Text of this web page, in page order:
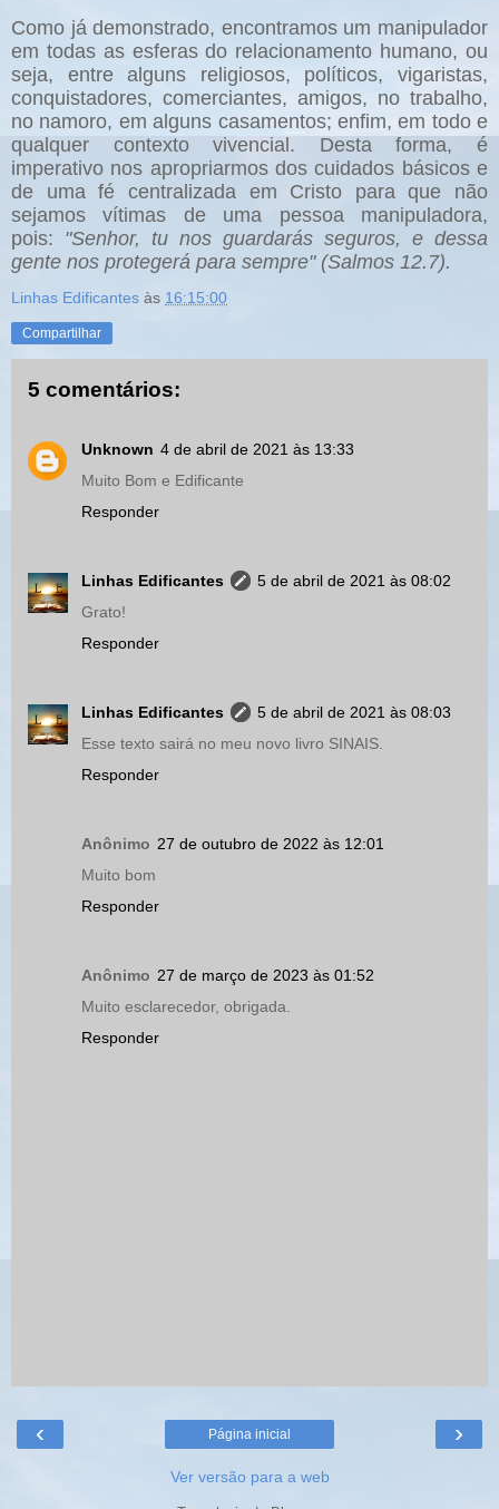
Como já demonstrado, encontramos um manipulador
em todas as esferas do relacionamento humano, ou
seja, entre alguns religiosos, políticos, vigaristas,
conquistadores, comerciantes, amigos, no trabalho,
no namoro, em alguns casamentos; enfim, em todo e
qualquer contexto vivencial. Desta forma, é
imperativo nos apropriarmos dos cuidados básicos e
de uma fé centralizada em Cristo para que não
sejamos vítimas de uma pessoa manipuladora,
pois: "Senhor, tu nos guardarás seguros, e dessa
gente nos protegerá para sempre" (Salmos 12.7).
Linhas Edificantes às 16:15:00
Compartilhar
5 comentários:
Unknown 4 de abril de 2021 às 13:33
Muito Bom e Edificante
Responder
Linhas Edificantes
5 de abril de 2021 às 08:02
Grato!
Responder
Linhas Edificantes
5 de abril de 2021 às 08:03
Esse texto sairá no meu novo livro SINAIS.
Responder
Anônimo 27 de outubro de 2022 às 12:01
Muito bom
Responder
Anônimo 27 de março de 2023 às 01:52
Muito esclarecedor, obrigada.
Responder
‹ ›
Página inicial
Ver versão para a web